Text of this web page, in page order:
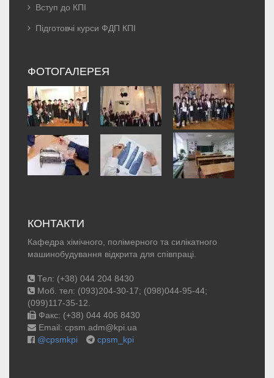
Вступ до КПІ
Підготовчі курси ФДП КПІ
ФОТОГАЛЕРЕЯ
КОНТАКТИ
Кафедра хімічного, полімерного та силікатного
машинобудування відкрита для співпраці.
Тел: (+38) 044 204 8430
Моб. тел: (093)204-30-17; (098)044-95-44;
(099)117-35-12.
Факс: (+38) 044 406 8430
Email: cpsm.adm@kpi.ua
@cpsmkpi
cpsm_kpi